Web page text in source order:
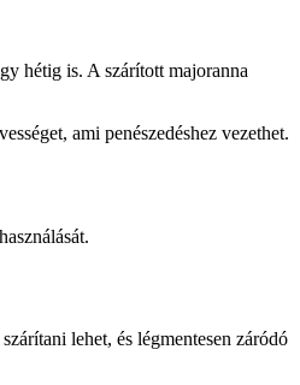
hétig is. A szárított majoranna
ami penészedéshez vezethet.
lehet, és légmentesen záródó